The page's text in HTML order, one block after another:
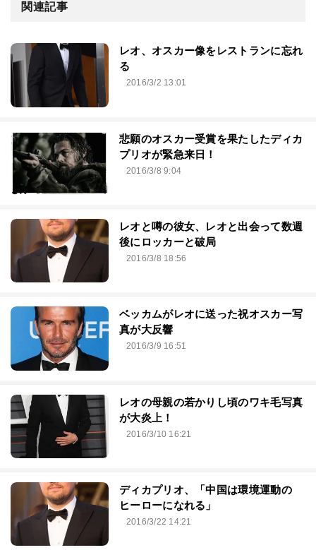
関連記事
レオ、オスカー像をレストランに忘れ
る
2016/3/2 13:01
悲願のオスカー受賞を果たしたディカ
プリオが緊急来日！
2016/3/8 9:04
レオと噂の彼女、レオと出会って数週
後にロッカーと破局
2016/3/8 18:56
ベッカムがレオに送った祝オスカー写
真が大反響
2016/3/9 16:51
レオの母親の若かりし頃のワキ毛写真
が大炎上！
2016/3/10 16:21
ディカプリオ、「中国は環境運動の
ヒーローになれる」
2016/3/22 14:21